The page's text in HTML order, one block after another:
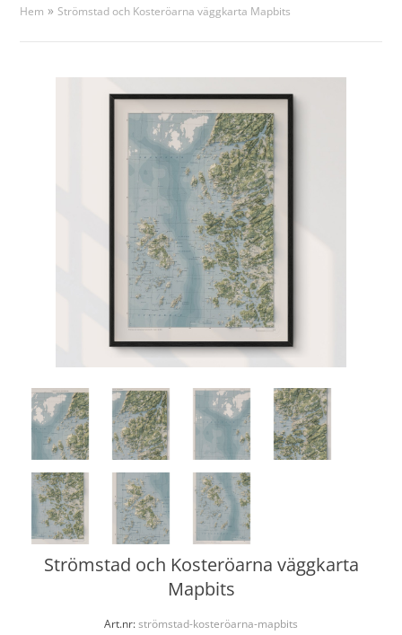
Hem » Strömstad och Kosteröarna väggkarta Mapbits
Strömstad och Kosteröarna väggkarta
Mapbits
Art.nr:strömstad-kosteröarna-mapbits